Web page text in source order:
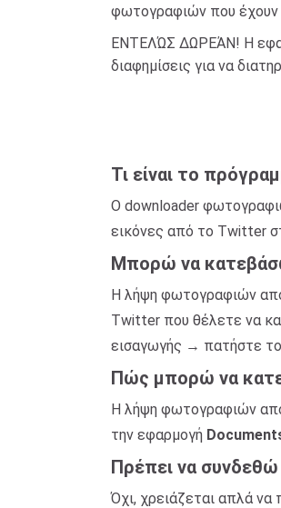
φωτογραφιών που έχουν
ΕΝΤΕΛΏΣ ΔΩΡΕΆΝ! Η
διαφημίσεις για να
Τι είναι το
Ο downloader
εικόνες από το Twitter
Μπορώ να
Η λήψη φωτογραφιών
Twitter που θέλετε να
εισαγωγής → πατήστε
Πώς μπορώ να
Η λήψη φωτογραφιών από
την εφαρμογή
Πρέπει να
Όχι, χρειάζεται απλά